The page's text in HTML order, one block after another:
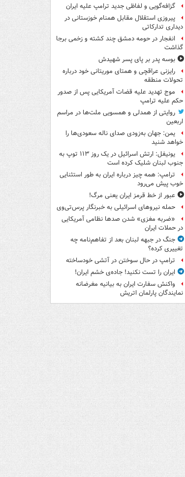
گزافه‌گویی و لفاظی جدید ترامپ علیه ایران
پیروزی استقلال مقابل همنام خوزستانی در
دیداری تدارکاتی
انفجار در حومه دمشق چند کشته و زخمی برجا
گذاشت
بوسه‌ پدر بر پای پسر شهیدش
رایزنی عراقچی و همتای موریتانی خود درباره
تحولات منطقه
موج تهدید علیه قضات آمریکایی پس از صدور
حکم علیه ترامپ
روایتی از همدلی و همسویی ملت‌ها در مراسم
اربعین
یمن: جهان به‌زودی صدای ناله سعودی‌ها را
خواهد شنید
یونیفل: ارتش اسرائیل در یک روز ۱۱۳ توپ به
جنوب لبنان شلیک کرده است
ترامپ: همه چیز درباره ایران به طور استثنایی
خوب پیش می‌رود
عبور از خط قرمز ایران یعنی مرگ!
حمله نیروهای اسرائیلی به خبرنگار پرس‌تی‌وی
«ضربه مغزی» شدن صدها نظامی آمریکایی
در حملات ایران
جنگ در جبهه لبنان بعد از تفاهم‌نامه چه
تغییری کرده؟
ترامپ در حال سوختن در آتشی خودساخته
ایران را تست نکنید! جاده‌ی خشم ایران!
واکنش سفارت ایران به بیانیه مغرضانه
نمایندگان پارلمان اتریش